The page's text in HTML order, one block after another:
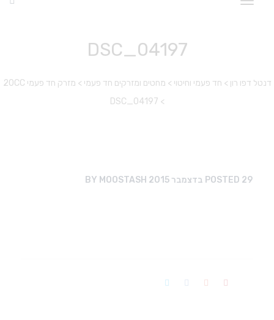
DSC_04197
דנטל דפו רון > חד פעמי וחיטוי > מחטים ומזרקים חד פעמי > מזרק חד פעמי 20CC
>
DSC_04197
POSTED 29 בדצמבר 2015 BY MOOSTASH